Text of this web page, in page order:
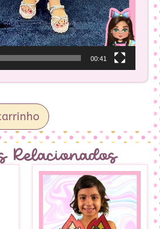
00:41
Relacionados